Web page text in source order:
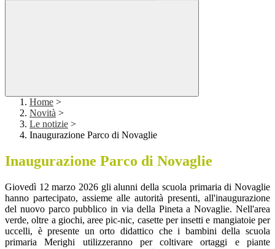
Home >
Novità >
Le notizie >
Inaugurazione Parco di Novaglie
Inaugurazione Parco di Novaglie
Giovedì 12 marzo 2026 gli alunni della scuola primaria di Novaglie
hanno partecipato, assieme alle autorità presenti, all'inaugurazione
del nuovo parco pubblico in via della Pineta a Novaglie. Nell'area
verde, oltre a giochi, aree pic-nic, casette per insetti e mangiatoie per
uccelli, è presente un orto didattico che i bambini della scuola
primaria Merighi utilizzeranno per coltivare ortaggi e piante